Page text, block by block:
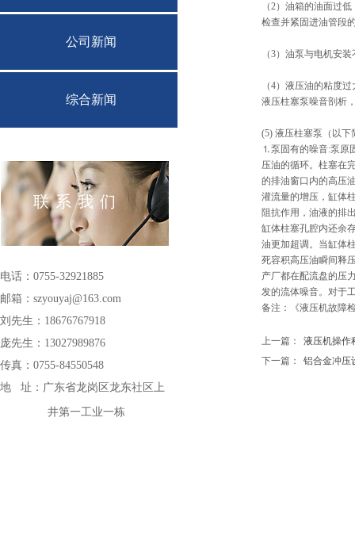
（2）油箱的油面过
检查并紧固进油管段
（3）油泵与电机安
（4）液压油的粘度
液压柱塞泵噪音剖析
(5) 液压柱塞泵（以
⒈泵固有的噪音:泵原
压油的循环。柱塞在
的排油窗口内的高压
灌流量的增压，缸体
阻抗作用，油液的排
缸体柱塞孔腔内还余
油更加超调。当缸体
死容积高压油瞬间释
产厂都在配流盘的压
发的流体噪音。对于
备注：《液压机故障
上一篇：
液压机操作
下一篇：
铝合金冲压
公司新闻
综合新闻
联系我们
电话：0755-32921885
邮箱：szyouyaj@163.com
刘先生：18676767918
庞先生：13027989876
传真：0755-84550548
地 址： 广东省龙岗区龙东社区上
井第一工业一栋